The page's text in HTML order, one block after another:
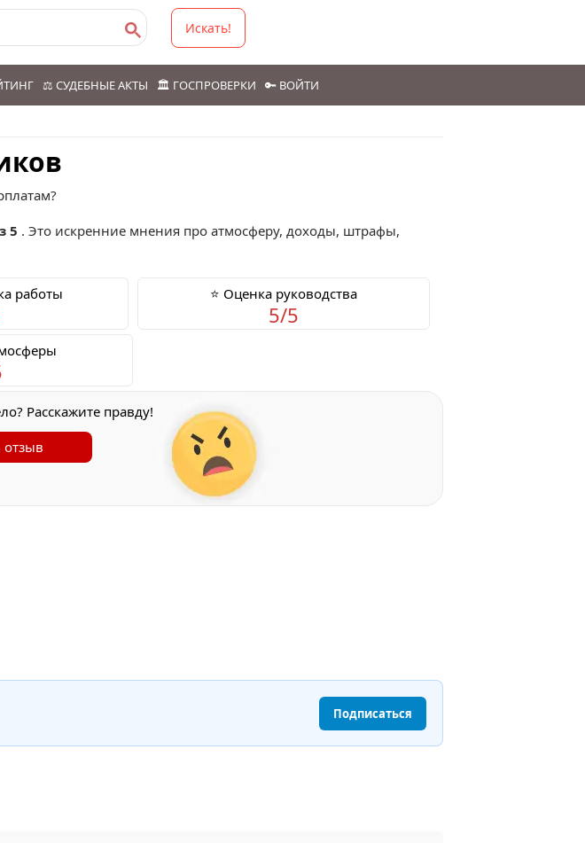
Искать!
⚖️ СУДЕБНЫЕ АКТЫ 🏛️ ГОСПРОВЕРКИ 🔑 ВОЙТИ
5 . Это искренние мнения про атмосферу, доходы, штрафы,
работы ⭐ Оценка руководства
5/5
Расскажите правду!
отзыв
Подписаться